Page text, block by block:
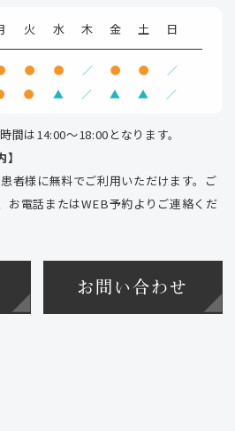
火 水 木 金 土 日
● ● ／ ● ● ／
● ▲ ／ ▲ ▲ ／
間は14:00～18:00となります。
者様に無料でご利用いただけます。ご
お電話またはWEB予約よりご連絡くだ
お問い合わせ